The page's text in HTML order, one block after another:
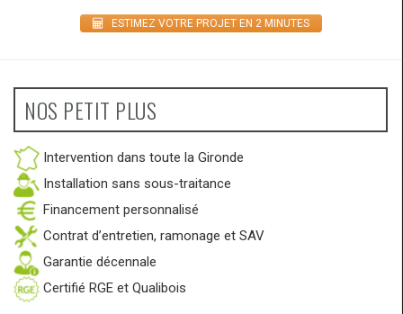
ESTIMEZ VOTRE PROJET EN 2 MINUTES
NOS PETIT PLUS
Intervention dans toute la Gironde
Installation sans sous-traitance
Financement personnalisé
Contrat d’entretien, ramonage et SAV
Garantie décennale
Certifié RGE et Qualibois